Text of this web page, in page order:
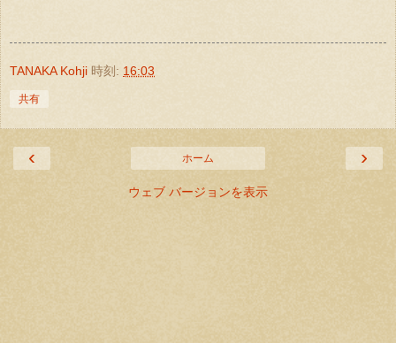
TANAKA Kohji 時刻: 16:03
共有
‹ ›
ホーム
ウェブ バージョンを表示